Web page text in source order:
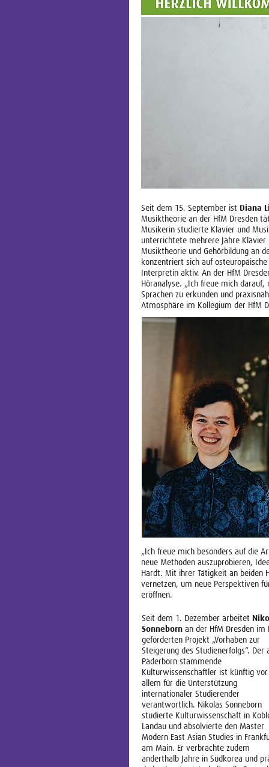
Seit dem 15. September ist Diana
Musiktheorie an der HfM Dresden
Musikerin studierte Klavier und
unterrichtete mehrere Jahre
Musiktheorie und Gehörbildung an
konzentriert sich auf
Interpretin aktiv. An der HfM
Höranalyse. „Ich freue mich
Sprachen zu erkunden und
Atmosphäre im Kollegium der HfM
„Ich freue mich besonders auf die
neue Methoden auszuprobieren,
Hardt. Mit ihrer Tätigkeit an beiden
vernetzen, um neue Perspektiven
eröffnen.
Seit dem 1. Dezember arbeitet
Sonneborn an der HfM Dresden im
geförderten Projekt „Vorhaben zur
Steigerung des Studienerfolgs“. Der
Paderborn stammende
Kulturwissenschaftler ist künftig vor
allem für die Unterstützung
internationaler Studierender
verantwortlich. Nikolas Sonneborn
studierte Kulturwissenschaft in
Landau und absolvierte den Master
Modern East Asian Studies in
am Main. Er verbrachte zudem
anderthalb Jahre in Südkorea und